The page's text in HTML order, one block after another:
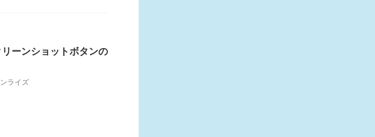
ーンショットボタンの
ライズ